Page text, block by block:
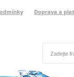
Doprava a